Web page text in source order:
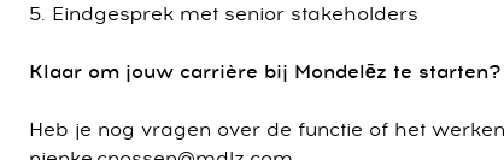
5. Eindgesprek met senior stakeholders
Klaar om jouw carrière bij Mondelēz te
Heb je nog vragen over de functie of het